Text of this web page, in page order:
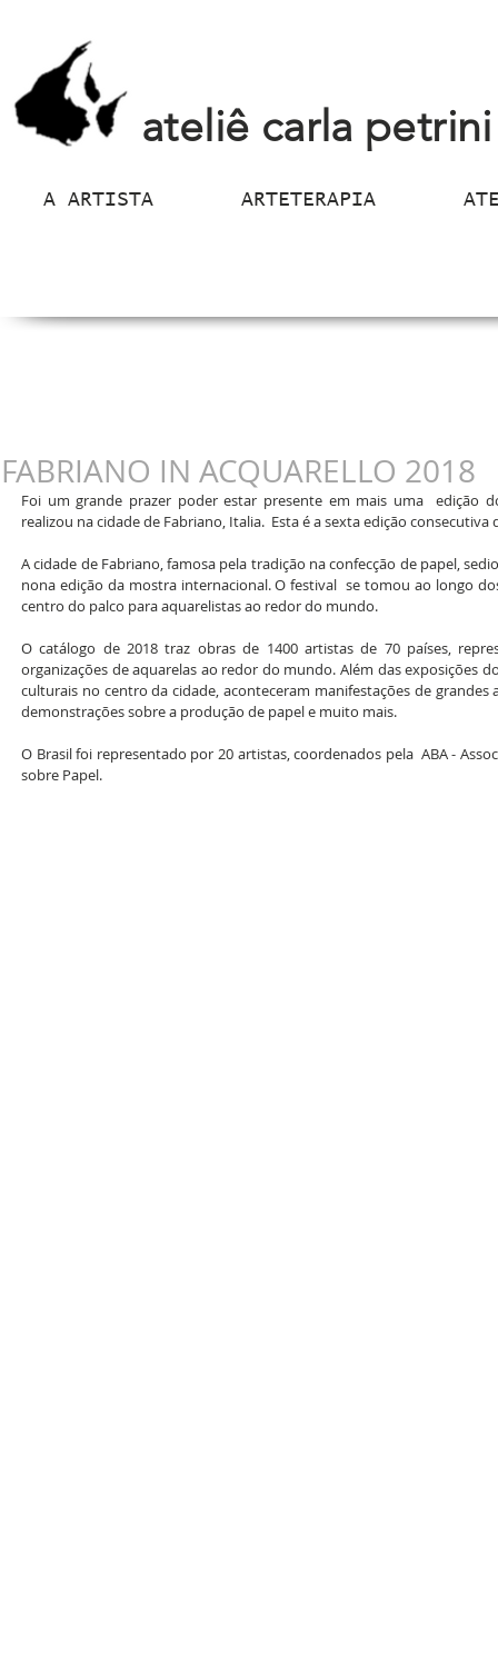
ateliê carla petrini
A ARTISTA ARTETERAPIA
FABRIANO IN ACQUARELLO 2018
Foi um grande prazer poder estar presente em mais uma  edição
realizou na cidade de Fabriano, Italia.  Esta é a sexta edição
A cidade de Fabriano, famosa pela tradição na confecção de papel,
nona edição da mostra internacional. O festival  se tomou ao longo
centro do palco para aquarelistas ao redor do mundo.
O catálogo de 2018 traz obras de 1400 artistas de 70 países,
organizações de aquarelas ao redor do mundo. Além das exposições
culturais no centro da cidade, aconteceram manifestações de
demonstrações sobre a produção de papel e muito mais.
O Brasil foi representado por 20 artistas, coordenados pela  ABA -
sobre Papel.